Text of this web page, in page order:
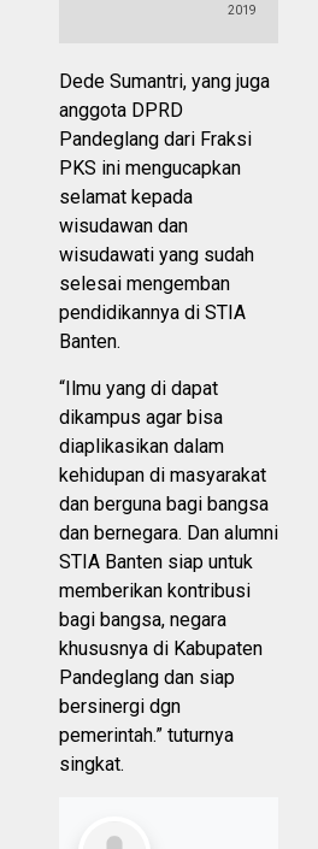
2019
Dede Sumantri, yang juga
anggota DPRD
Pandeglang dari Fraksi
PKS ini mengucapkan
selamat kepada
wisudawan dan
wisudawati yang sudah
selesai mengemban
pendidikannya di STIA
Banten.
“Ilmu yang di dapat
dikampus agar bisa
diaplikasikan dalam
kehidupan di masyarakat
dan berguna bagi bangsa
dan bernegara. Dan alumni
STIA Banten siap untuk
memberikan kontribusi
bagi bangsa, negara
khususnya di Kabupaten
Pandeglang dan siap
bersinergi dgn
pemerintah.” tuturnya
singkat.